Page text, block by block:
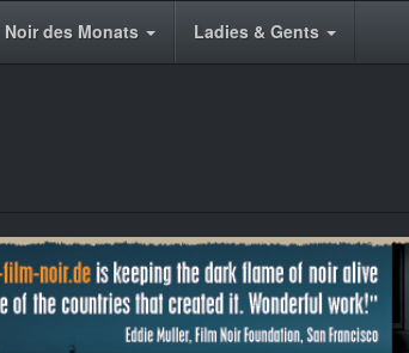
Noir des Monats Ladies & Gents